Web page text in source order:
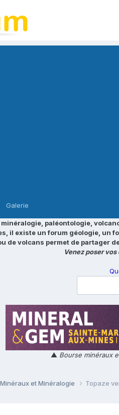
Galerie
paléontologie,
il existe un forum géologie, un
de volcans permet de partager
Venez poser
▲ Bourse minéraux
et Minéralogie Topaze